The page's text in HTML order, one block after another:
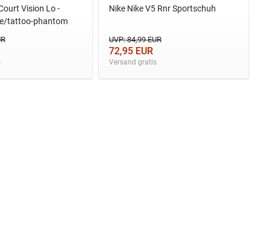
Vision Lo -
tattoo-phantom
Nike Nike V5 Rnr Sportschuh
UVP: 84,99 EUR
72,95 EUR
Versand gratis